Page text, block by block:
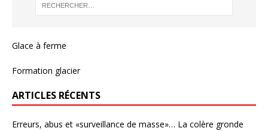
Glace à ferme
Formation glacier
ARTICLES RÉCENTS
Erreurs, abus et «surveillance de masse»… La colère gronde